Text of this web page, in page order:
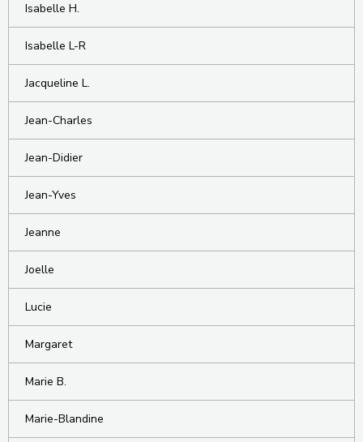
Isabelle H.
Isabelle L-R
Jacqueline L.
Jean-Charles
Jean-Didier
Jean-Yves
Jeanne
Joelle
Lucie
Margaret
Marie B.
Marie-Blandine